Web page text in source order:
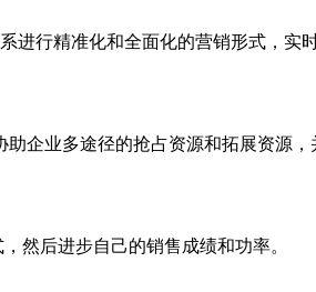
行精准化和全面化的营销形式，实
企业多途径的抢占资源和拓展资源
然后进步自己的销售成绩和功率。